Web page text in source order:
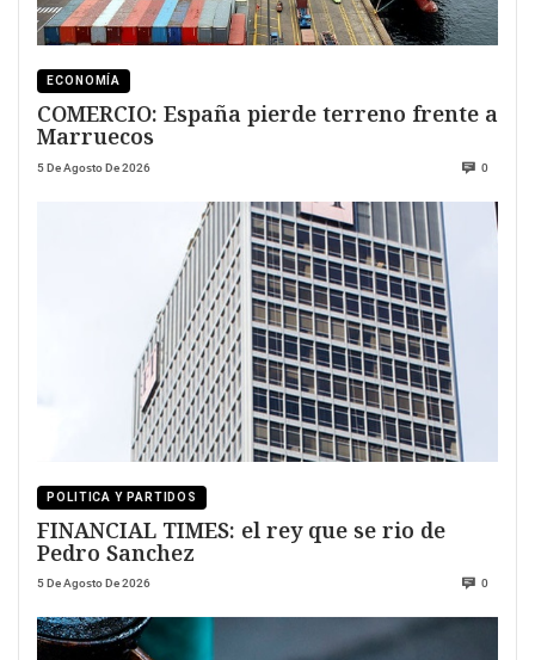
ECONOMÍA
COMERCIO: España pierde terreno frente a
Marruecos
5 De Agosto De 2026 0
POLITICA Y PARTIDOS
FINANCIAL TIMES: el rey que se rio de
Pedro Sanchez
5 De Agosto De 2026 0